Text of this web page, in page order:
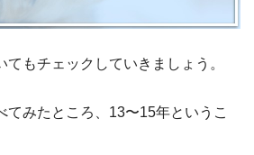
もチェックしていきましょう。
てみたところ、13〜15年というこ